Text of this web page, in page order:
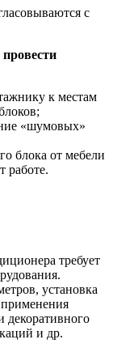
с
к местам
«шумовых»
блока от мебели
работе.
требует
установка
декоративного
и др.